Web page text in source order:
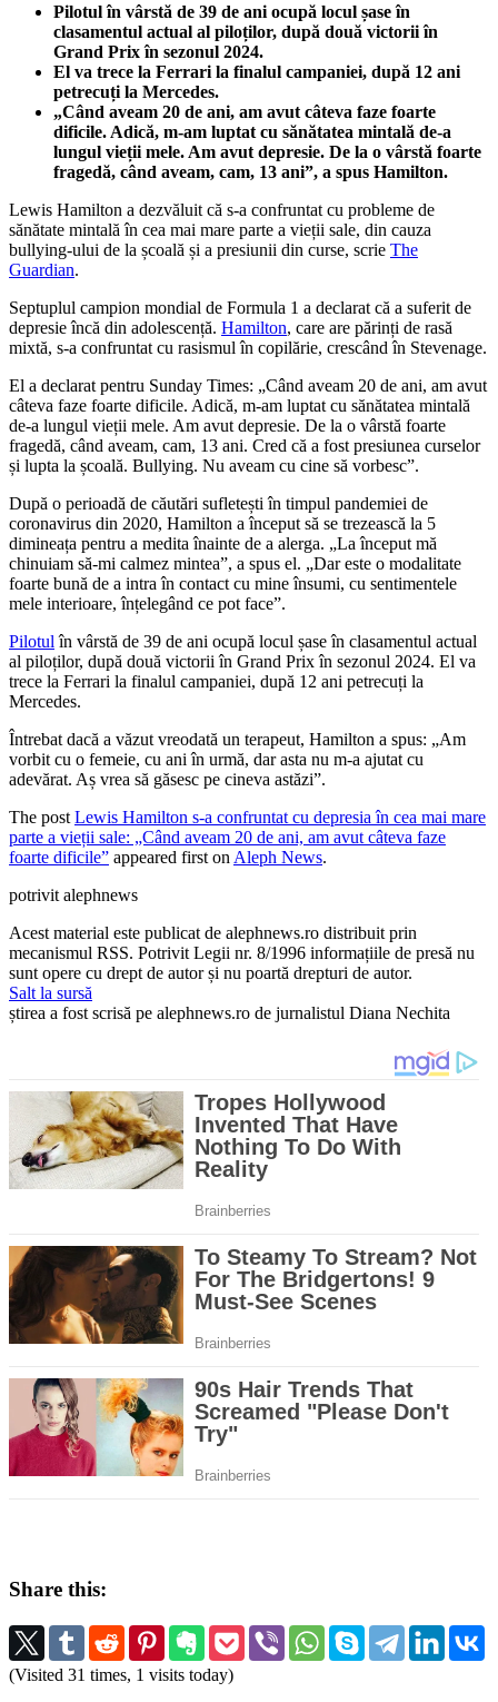
Pilotul în vârstă de 39 de ani ocupă locul șase în
clasamentul actual al piloților, după două victorii în
Grand Prix în sezonul 2024.
El va trece la Ferrari la finalul campaniei, după 12 ani
petrecuți la Mercedes.
„Când aveam 20 de ani, am avut câteva faze foarte
dificile. Adică, m-am luptat cu sănătatea mintală de-a
lungul vieții mele. Am avut depresie. De la o vârstă foarte
fragedă, când aveam, cam, 13 ani”, a spus Hamilton.
Lewis Hamilton a dezvăluit că s-a confruntat cu probleme de
sănătate mintală în cea mai mare parte a vieții sale, din cauza
bullying-ului de la școală și a presiunii din curse, scrie The
Guardian.
Septuplul campion mondial de Formula 1 a declarat că a suferit de
depresie încă din adolescență. Hamilton, care are părinți de rasă
mixtă, s-a confruntat cu rasismul în copilărie, crescând în Stevenage.
El a declarat pentru Sunday Times: „Când aveam 20 de ani, am avut
câteva faze foarte dificile. Adică, m-am luptat cu sănătatea mintală
de-a lungul vieții mele. Am avut depresie. De la o vârstă foarte
fragedă, când aveam, cam, 13 ani. Cred că a fost presiunea curselor
și lupta la școală. Bullying. Nu aveam cu cine să vorbesc”.
După o perioadă de căutări sufletești în timpul pandemiei de
coronavirus din 2020, Hamilton a început să se trezească la 5
dimineața pentru a medita înainte de a alerga. „La început mă
chinuiam să-mi calmez mintea”, a spus el. „Dar este o modalitate
foarte bună de a intra în contact cu mine însumi, cu sentimentele
mele interioare, înțelegând ce pot face”.
Pilotul în vârstă de 39 de ani ocupă locul șase în clasamentul actual
al piloților, după două victorii în Grand Prix în sezonul 2024. El va
trece la Ferrari la finalul campaniei, după 12 ani petrecuți la
Mercedes.
Întrebat dacă a văzut vreodată un terapeut, Hamilton a spus: „Am
vorbit cu o femeie, cu ani în urmă, dar asta nu m-a ajutat cu
adevărat. Aș vrea să găsesc pe cineva astăzi”.
The post Lewis Hamilton s-a confruntat cu depresia în cea mai mare
parte a vieții sale: „Când aveam 20 de ani, am avut câteva faze
foarte dificile” appeared first on Aleph News.
potrivit alephnews
Acest material este publicat de alephnews.ro distribuit prin
mecanismul RSS. Potrivit Legii nr. 8/1996 informațiile de presă nu
sunt opere cu drept de autor și nu poartă drepturi de autor.
Salt la sursă
știrea a fost scrisă pe alephnews.ro de jurnalistul Diana Nechita
Share this:
(Visited 31 times, 1 visits today)